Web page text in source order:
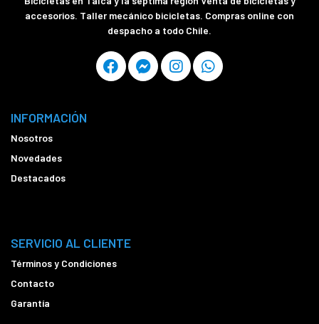
accesorios. Taller mecánico bicicletas. Compras online con
despacho a todo Chile.
INFORMACIÓN
Nosotros
Novedades
Destacados
SERVICIO AL CLIENTE
Términos y Condiciones
Contacto
Garantía